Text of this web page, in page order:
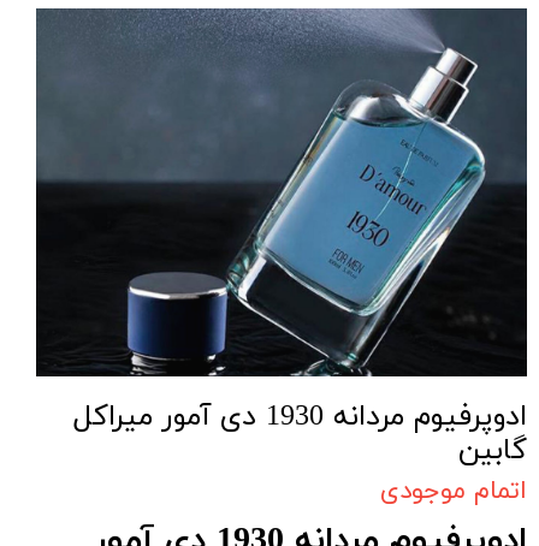
ادوپرفیوم مردانه 1930 دی آمور میراکل
گابین
اتمام موجودی